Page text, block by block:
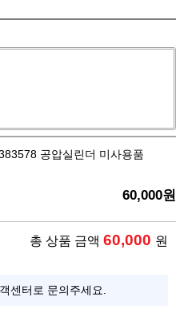
공압실린더 미사용품
60,000원
총 상품 금액 60,000 원
센터로 문의주세요.